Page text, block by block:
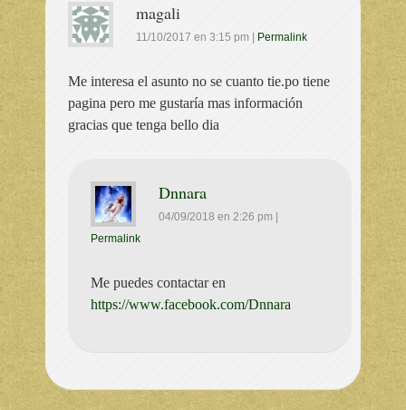
magali
11/10/2017 en 3:15 pm | Permalink
Me interesa el asunto no se cuanto tie.po tiene
pagina pero me gustaría mas información
gracias que tenga bello dia
Dnnara
04/09/2018 en 2:26 pm |
Permalink
Me puedes contactar en
https://www.facebook.com/Dnnara